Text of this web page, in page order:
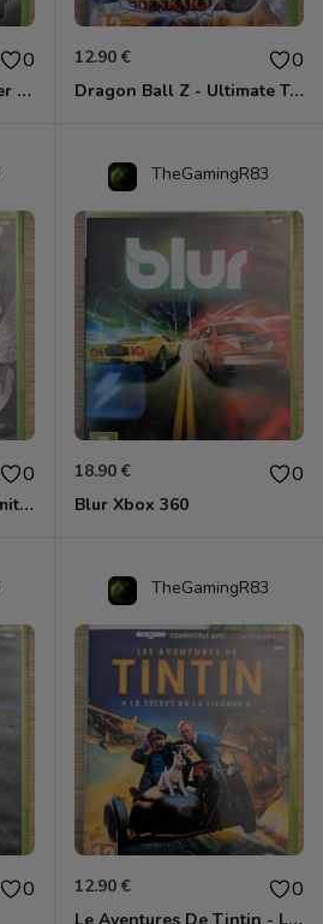
0
Golden Axe - Beast Rider Xbox 360
12.90 € 0
Dragon Ball Z - Ultimate Tenkaichi Xbox 360
0
Dragon Ball Z : Burst Limit Xbox 360
TheGamingR83
18.90 € 0
Blur Xbox 360
0
TheGamingR83
12.90 € 0
Le Aventures De Tintin - Le Secret De La Licorne Xbox 360